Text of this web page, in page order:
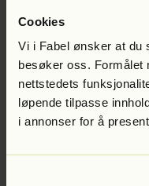
Cookies
Vi i Fabel ønsker at du
besøker oss. Formålet
nettstedets
løpende tilpasse
i annonser for å